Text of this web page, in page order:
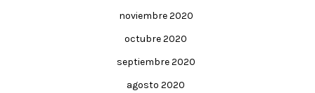
noviembre 2020
octubre 2020
septiembre 2020
agosto 2020